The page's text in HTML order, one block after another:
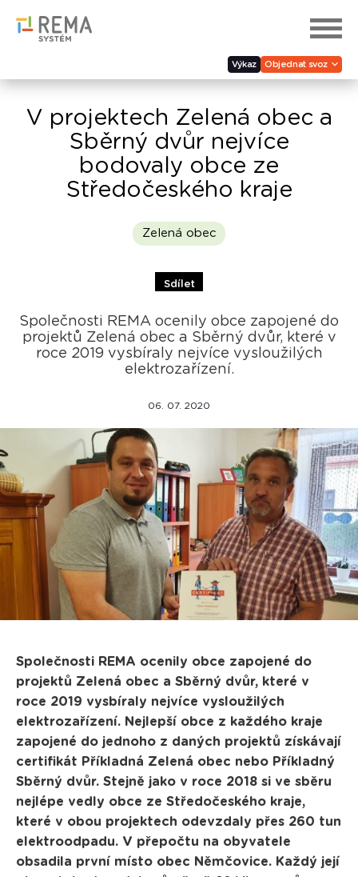
Výkaz Objednat svoz
V projektech Zelená obec a
Sběrný dvůr nejvíce
bodovaly obce ze
Středočeského kraje
Zelená obec
Sdílet
Společnosti REMA ocenily obce zapojené do
projektů Zelená obec a Sběrný dvůr, které v
roce 2019 vysbíraly nejvíce vysloužilých
elektrozařízení.
06. 07. 2020
Společnosti REMA ocenily obce zapojené do
projektů Zelená obec a Sběrný dvůr, které v
roce 2019 vysbíraly nejvíce vysloužilých
elektrozařízení. Nejlepší obce z každého kraje
zapojené do jednoho z daných projektů získávají
certifikát Příkladná Zelená obec nebo Příkladný
Sběrný dvůr. Stejně jako v roce 2018 si ve sběru
nejlépe vedly obce ze Středočeského kraje,
které v obou projektech odevzdaly přes 260 tun
elektroodpadu. V přepočtu na obyvatele
obsadila první místo obec Němčovice. Každý její